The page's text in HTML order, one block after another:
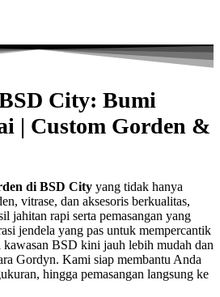
City: Bumi
| Custom Gorden &
di BSD City yang tidak hanya
vitrase, dan aksesoris berkualitas,
jahitan rapi serta pemasangan yang
jendela yang pas untuk mempercantik
kawasan BSD kini jauh lebih mudah dan
Gordyn. Kami siap membantu Anda
hingga pemasangan langsung ke